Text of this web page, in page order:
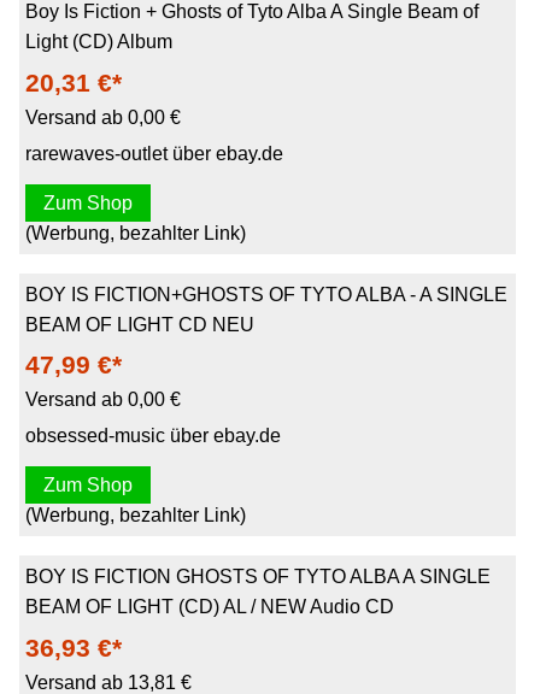
Boy Is Fiction + Ghosts of Tyto Alba A Single Beam of
Light (CD) Album
20,31 €*
Versand ab 0,00 €
rarewaves-outlet über ebay.de
Zum Shop
(Werbung, bezahlter Link)
BOY IS FICTION+GHOSTS OF TYTO ALBA - A SINGLE
BEAM OF LIGHT CD NEU
47,99 €*
Versand ab 0,00 €
obsessed-music über ebay.de
Zum Shop
(Werbung, bezahlter Link)
BOY IS FICTION GHOSTS OF TYTO ALBA A SINGLE
BEAM OF LIGHT (CD) AL / NEW Audio CD
36,93 €*
Versand ab 13,81 €